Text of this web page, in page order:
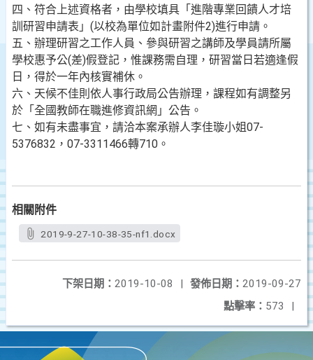
四、符合上述資格者，由學校填具「進階專業回饋人才培
訓研習申請表」(以校為單位如計畫附件2)進行申請。
五、辦理研習之工作人員、參與研習之講師及學員請所屬
學校惠予公(差)假登記，惟課務需自理，研習當日若適逢假
日，得於一年內核實補休。
六、天候不佳則依人事行政局公告辦理，課程如有調整另
於「全國教師在職進修資訊網」公告。
七、如有未盡事宜，請洽本案承辦人李佳璇小姐07-
5376832，07-3311466轉710。
相關附件
2019-9-27-10-38-35-nf1.docx
發佈日期： 2019-09-27
下架日期： 2019-10-08
|
點擊率： 573 |